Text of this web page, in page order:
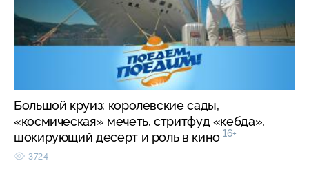
Большой круиз: королевские сады,
«космическая» мечеть, стритфуд «кебда»,
шокирующий десерт и роль в кино 16+
3724